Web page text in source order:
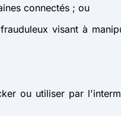
connectés ; ou
visant à
ou utiliser par